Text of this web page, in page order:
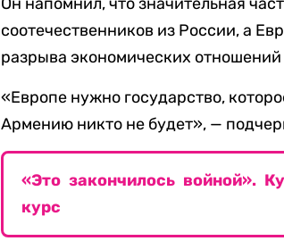
соотечественников из России, а
разрыва экономических
«Европе нужно государство,
Армению никто не будет», —
«Это закончилось войной».
курс